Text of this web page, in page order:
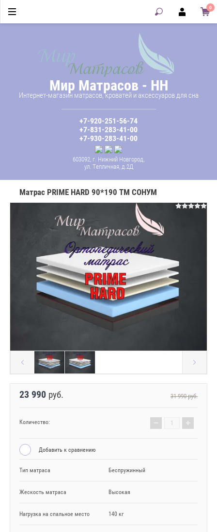
0
Мир Матрасов - НН
Интернет-магазин матрасов, кроватей и аксессуаров для сна
+7-920-251-56-74
+7-831-283-41-00
+7-930-283-41-00
603092, г. Нижний Новгород,
ул. Тепличная, д.2Д
Матрас PRIME HARD 90*190 ТМ СОНУМ
23 990 руб. 31 990руб.
Количество: − +
Добавить к сравнению
Тип матраса Беспружинный
Жескость матраса Высокая
Нагрузка на спальное место 140 кг